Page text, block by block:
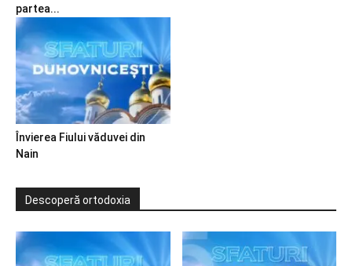
partea...
Învierea Fiului văduvei din
Nain
Descoperă ortodoxia